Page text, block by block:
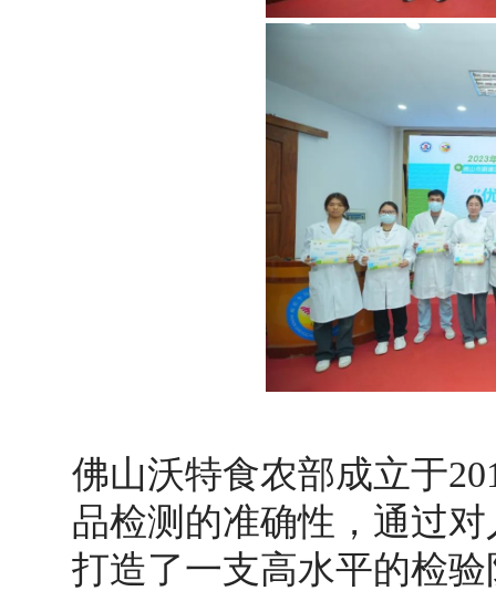
佛山沃特食农部成立于
品检测的准确性，通过
打造了一支高水平的检